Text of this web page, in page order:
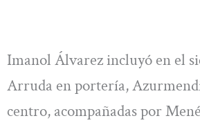
Imanol Álvarez incluyó en el
Arruda en portería,
centro, acompañadas por